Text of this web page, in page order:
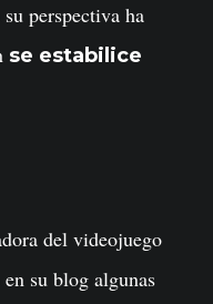
perspectiva ha
se estabilice
del videojuego
su blog algunas